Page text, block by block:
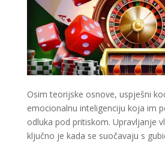
Osim teorijske osnove, uspješni
emocionalnu inteligenciju koja im
odluka pod pritiskom. Upravljanje
ključno je kada se suočavaju s